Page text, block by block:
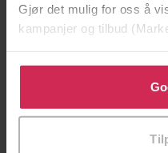
Gjør det mulig for oss å
kampanjer og tilbud
Klikk på «Godta alle» for
bruke cookies for alle
tilpasse ditt samtykke til
LYDBOK